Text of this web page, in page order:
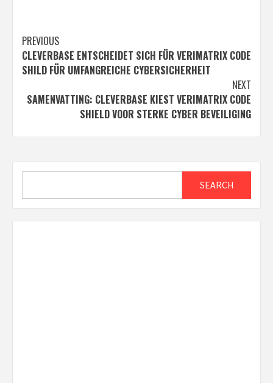
Post
navigation
PREVIOUS
CLEVERBASE ENTSCHEIDET SICH FÜR VERIMATRIX CODE
SHILD FÜR UMFANGREICHE CYBERSICHERHEIT
NEXT
SAMENVATTING: CLEVERBASE KIEST VERIMATRIX CODE
SHIELD VOOR STERKE CYBER BEVEILIGING
SEARCH